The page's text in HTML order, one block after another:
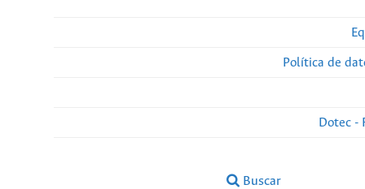
Política de
Dotec -
Buscar